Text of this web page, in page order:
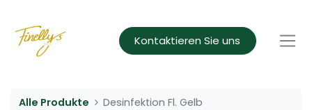
Kontaktieren Sie uns
Alle Produkte Desinfektion Fl. Gelb